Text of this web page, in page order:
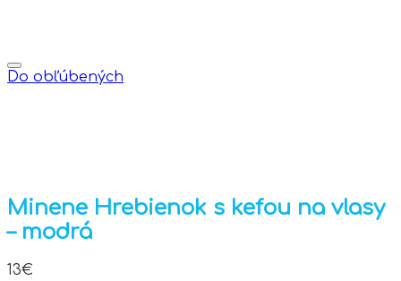
Do obľúbených
Minene Hrebienok s kefou na vlasy
– modrá
13€